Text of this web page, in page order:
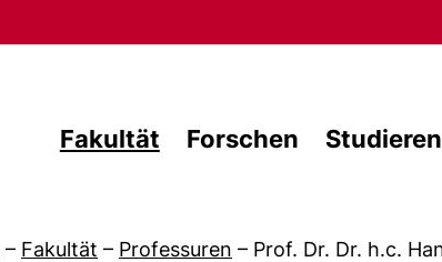
Fakultät Forschen Studieren
– Fakultät – Professuren – Prof. Dr. Dr. h.c.